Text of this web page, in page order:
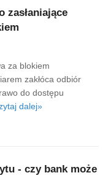
zasłaniające
za blokiem
zakłóca odbiór
do dostępu
dalej»
- czy bank może